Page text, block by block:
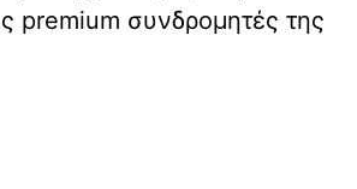
premium συνδρομητές της